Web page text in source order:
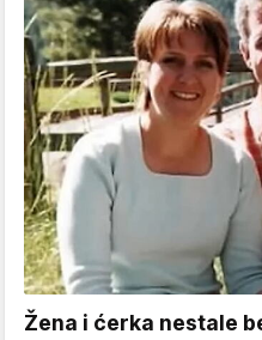
Žena i ćerka nestale